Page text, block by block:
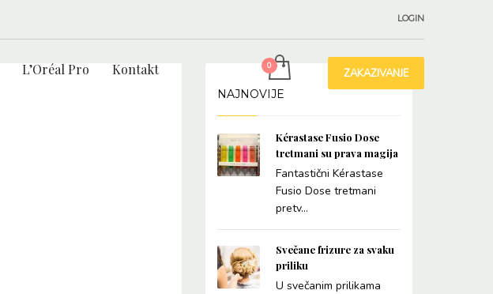
LOGIN
L’Oréal Pro Kontakt ZAKAZIVANJE
NAJNOVIJE
Kérastase Fusio Dose
tretmani su prava magija
Fantastični Kérastase
Fusio Dose tretmani
pretv...
Svečane frizure za svaku
priliku
U svečanim prilikama